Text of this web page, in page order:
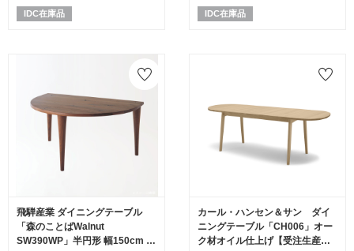
IDC在庫品 IDC在庫品
飛騨産業 ダイニングテーブル
「森のことばWalnut
SW390WP」半円形 幅150cm ウ
カール・ハンセン＆サン ダイ
ニングテーブル「CH006」オー
ク材オイル仕上げ【受注生産